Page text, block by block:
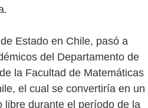
Estado en Chile, pasó a
del Departamento de
la Facultad de Matemáticas
el cual se convertiría en un
libre durante el período de la